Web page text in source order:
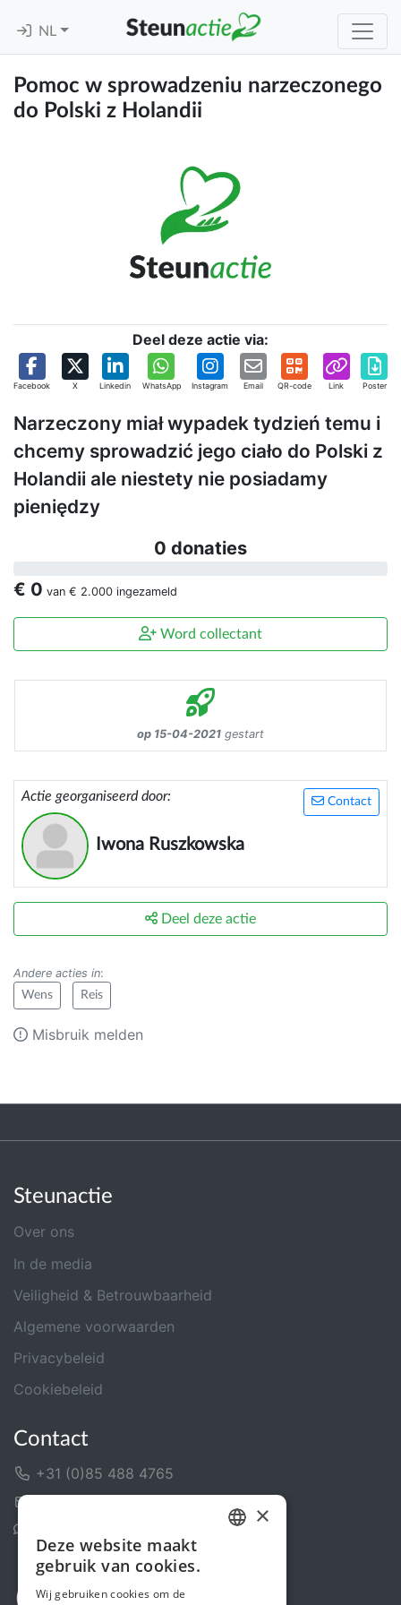
NL
Pomoc w sprowadzeniu narzeczonego
do Polski z Holandii
Deel deze actie via:
Facebook X Linkedin WhatsApp Instagram Email QR-code Link Poster
Narzeczony miał wypadek tydzień temu i
chcemy sprowadzić jego ciało do Polski z
Holandii ale niestety nie posiadamy
pieniędzy
0 donaties
€ 0 van € 2.000 ingezameld
Word collectant
op 15-04-2021 gestart
Contact
Actie georganiseerd door:
Iwona Ruszkowska
Deel deze actie
Andere acties in:
Wens Reis
Misbruik melden
Steunactie
Over ons
In de media
Veiligheid & Betrouwbaarheid
Algemene voorwaarden
Privacybeleid
Cookiebeleid
Contact
+31 (0)85 488 4765
×
Deze website maakt
gebruik van cookies.
Wij gebruiken cookies om de